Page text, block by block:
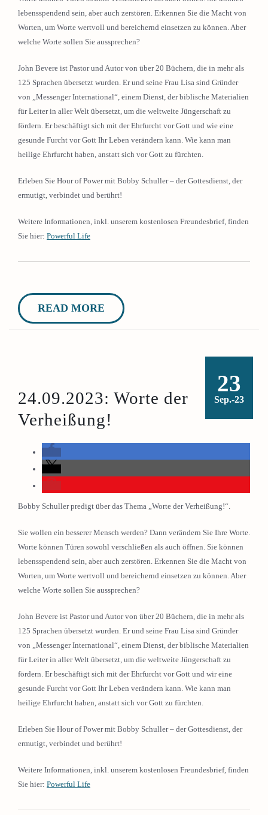
lebensspendend sein, aber auch zerstören. Erkennen Sie die Macht von
Worten, um Worte wertvoll und bereichernd einsetzen zu können. Aber
welche Worte sollen Sie aussprechen?
John Bevere ist Pastor und Autor von über 20 Büchern, die in mehr als
125 Sprachen übersetzt wurden. Er und seine Frau Lisa sind Gründer
von „Messenger International“, einem Dienst, der biblische Materialien
für Leiter in aller Welt übersetzt, um die weltweite Jüngerschaft zu
fördern. Er beschäftigt sich mit der Ehrfurcht vor Gott und wie eine
gesunde Furcht vor Gott Ihr Leben verändern kann. Wie kann man
heilige Ehrfurcht haben, anstatt sich vor Gott zu fürchten.
Erleben Sie Hour of Power mit Bobby Schuller – der Gottesdienst, der
ermutigt, verbindet und berührt!
Weitere Informationen, inkl. unserem kostenlosen Freundesbrief, finden
Sie hier: Powerful Life
READ MORE
23
Sep.-23
24.09.2023: Worte der
Verheißung!
Bobby Schuller predigt über das Thema „Worte der Verheißung!“.
Sie wollen ein besserer Mensch werden? Dann verändern Sie Ihre Worte.
Worte können Türen sowohl verschließen als auch öffnen. Sie können
lebensspendend sein, aber auch zerstören. Erkennen Sie die Macht von
Worten, um Worte wertvoll und bereichernd einsetzen zu können. Aber
welche Worte sollen Sie aussprechen?
John Bevere ist Pastor und Autor von über 20 Büchern, die in mehr als
125 Sprachen übersetzt wurden. Er und seine Frau Lisa sind Gründer
von „Messenger International“, einem Dienst, der biblische Materialien
für Leiter in aller Welt übersetzt, um die weltweite Jüngerschaft zu
fördern. Er beschäftigt sich mit der Ehrfurcht vor Gott und wir eine
gesunde Furcht vor Gott Ihr Leben verändern kann. Wie kann man
heilige Ehrfurcht haben, anstatt sich vor Gott zu fürchten.
Erleben Sie Hour of Power mit Bobby Schuller – der Gottesdienst, der
ermutigt, verbindet und berührt!
Weitere Informationen, inkl. unserem kostenlosen Freundesbrief, finden
Sie hier: Powerful Life